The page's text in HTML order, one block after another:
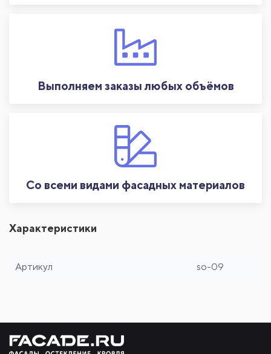
Выполняем заказы любых объёмов
Со всеми видами фасадных материалов
Характеристики
Артикул so-09